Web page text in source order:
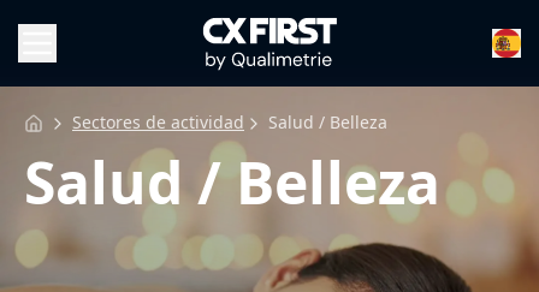
Sectores de actividad Salud / Belleza
Salud / Belleza